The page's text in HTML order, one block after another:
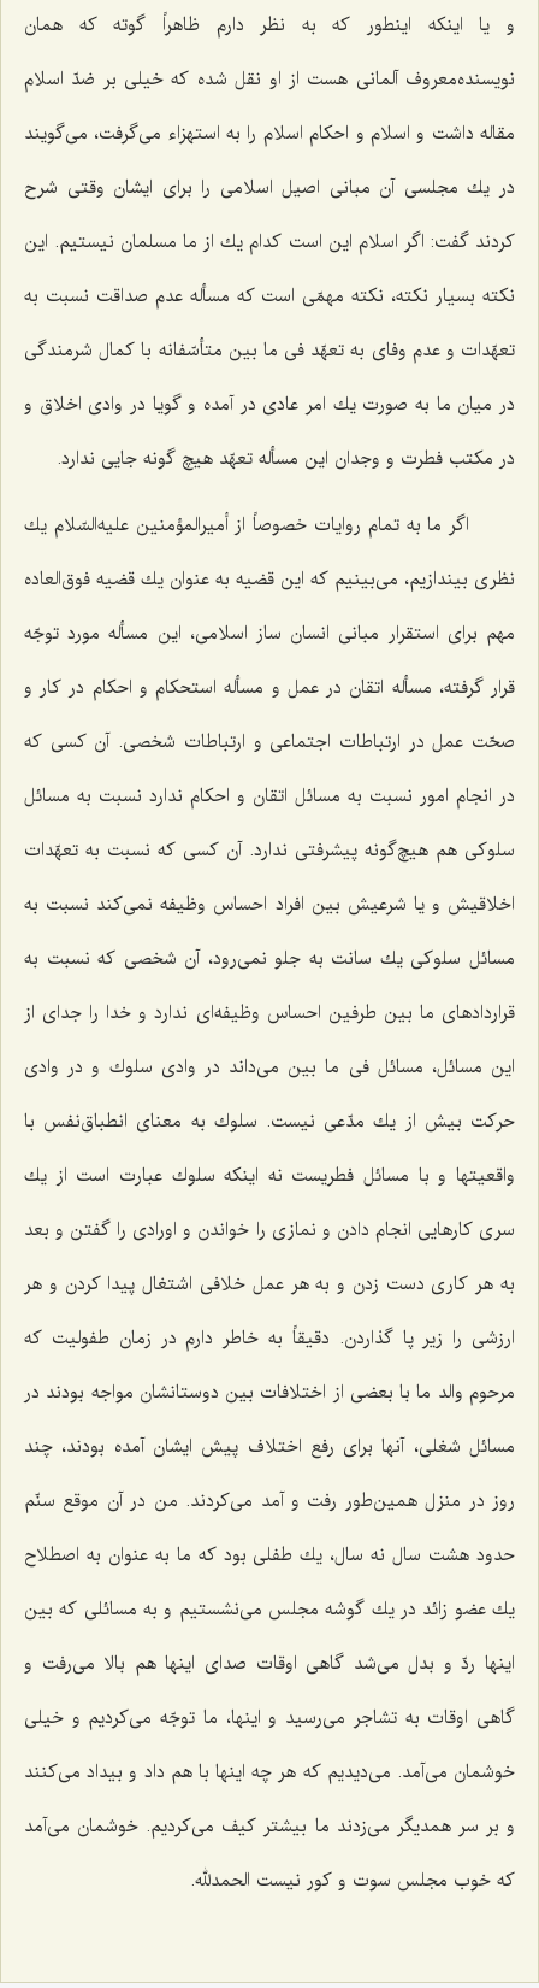
و یا اینكه اینطور كه به نظر دارم ظاهراً گوته كه همان
نویسنده‌معروف آلمانی هست از او نقل شده كه خیلی بر ضدّ اسلام
مقاله داشت و اسلام و احكام اسلام را به استهزاء می‌گرفت، می‌گویند
در یك مجلسی آن مبانی اصیل اسلامی را برای ایشان وقتی شرح
كردند گفت: اگر اسلام این است كدام یك از ما مسلمان نیستیم. این
نكته بسیار نكته، نكته مهمّی است كه مسأله عدم صداقت نسبت به
تعهّدات و عدم وفای به تعهّد فی ما بین متأسّفانه با كمال شرمندگی
در میان ما به صورت یك امر عادی در آمده و گویا در وادی اخلاق و
در مكتب فطرت و وجدان این مسأله تعهّد هیچ گونه جایی ندارد.
اگر ما به تمام روایات خصوصاً از أمیرالمؤمنین علیه‌السّلام یك
نظری بیندازیم، می‌بینیم كه این قضیه به عنوان یك قضیه فوق‌العاده
مهم برای استقرار مبانی انسان ساز اسلامی، این مسأله مورد توجّه
قرار گرفته، مسأله اتقان در عمل و مسأله استحكام و احكام در كار و
صحّت عمل در ارتباطات اجتماعی و ارتباطات شخصی. آن كسی كه
در انجام امور نسبت به مسائل اتقان و احكام ندارد نسبت به مسائل
سلوكی هم هیچ‌گونه پیشرفتی ندارد. آن كسی كه نسبت به تعهّدات
اخلاقیش و یا شرعیش بین افراد احساس وظیفه نمی‌كند نسبت به
مسائل سلوكی یك سانت به جلو نمی‌رود، آن شخصی كه نسبت به
قراردادهای ما بین طرفین احساس وظیفه‌ای ندارد و خدا را جدای از
این مسائل، مسائل فی ما بین می‌داند در وادی سلوك و در وادی
حركت بیش از یك مدّعی نیست. سلوك به معنای انطباق‌نفس با
واقعیتها و با مسائل فطریست نه اینكه سلوك عبارت است از یك
سری كارهایی انجام دادن و نمازی را خواندن و اورادی را گفتن و بعد
به هر كاری دست زدن و به هر عمل خلافی اشتغال پیدا كردن و هر
ارزشی را زیر پا گذاردن. دقیقاً به خاطر دارم در زمان طفولیت كه
مرحوم والد ما با بعضی از اختلافات بین دوستانشان مواجه بودند در
مسائل شغلی، آنها برای رفع اختلاف پیش ایشان آمده بودند، چند
روز در منزل همین‌طور رفت و آمد می‌كردند. من در آن موقع سنّم
حدود هشت سال نه سال، یك طفلی بود كه ما به عنوان به اصطلاح
یك عضو زائد در یك گوشه مجلس می‌نشستیم و به مسائلی كه بین
اینها ردّ و بدل می‌شد گاهی اوقات صدای اینها هم بالا می‌رفت و
گاهی اوقات به تشاجر می‌رسید و اینها، ما توجّه می‌كردیم و خیلی
خوشمان می‌آمد. می‌دیدیم كه هر چه اینها با هم داد و بیداد می‌كنند
و بر سر همدیگر می‌زدند ما بیشتر كیف می‌كردیم. خوشمان می‌آمد
كه خوب مجلس سوت و كور نیست الحمدلله.